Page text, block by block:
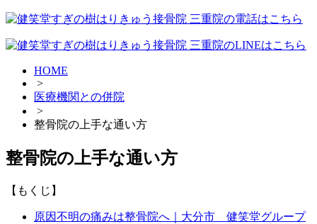
HOME
>
医療機関との併院
>
整骨院の上手な通い方
整骨院の上手な通い方
【もくじ】
原因不明の痛みは整骨院へ｜大分市 健笑堂グループ